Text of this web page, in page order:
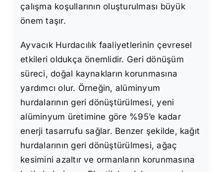
çalışma koşullarının oluşturulması büyük
önem taşır.
Ayvacık Hurdacılık faaliyetlerinin çevresel
etkileri oldukça önemlidir. Geri dönüşüm
süreci, doğal kaynakların korunmasına
yardımcı olur. Örneğin, alüminyum
hurdalarının geri dönüştürülmesi, yeni
alüminyum üretimine göre %95’e kadar
enerji tasarrufu sağlar. Benzer şekilde, kağıt
hurdalarının geri dönüştürülmesi, ağaç
kesimini azaltır ve ormanların korunmasına